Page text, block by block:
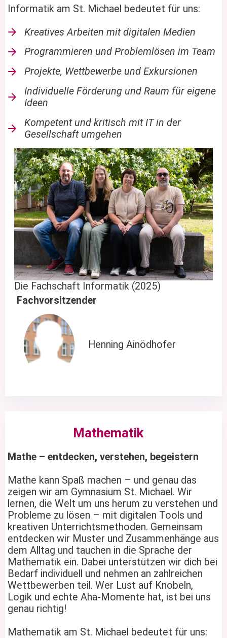
Informatik am St. Michael bedeutet für uns:
Kreatives Arbeiten mit digitalen Medien
Programmieren und Problemlösen im Team
Projekte, Wettbewerbe und Exkursionen
Individuelle Förderung und Raum für eigene
Ideen
Kompetent und kritisch mit IT in der
Gesellschaft umgehen
Die Fachschaft Informatik (2025)
Fachvorsitzender
Henning Ainödhofer
Mathematik
Mathe – entdecken, verstehen, begeistern
Mathe kann Spaß machen – und genau das
zeigen wir am Gymnasium St. Michael. Wir
lernen, die Welt um uns herum zu verstehen und
Probleme zu lösen – mit digitalen Tools und
kreativen Unterrichtsmethoden. Gemeinsam
entdecken wir Muster und Zusammenhänge aus
dem Alltag und tauchen in die Sprache der
Mathematik ein. Dabei unterstützen wir dich bei
Bedarf individuell und nehmen an zahlreichen
Wettbewerben teil. Wer Lust auf Knobeln,
Logik und echte Aha-Momente hat, ist bei uns
genau richtig!
Mathematik am St. Michael bedeutet für uns: